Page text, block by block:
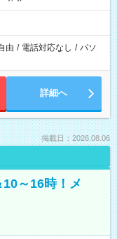
由 / 電話対応なし / パソ
詳細へ
掲載日：2026.08.06
～16時！メ